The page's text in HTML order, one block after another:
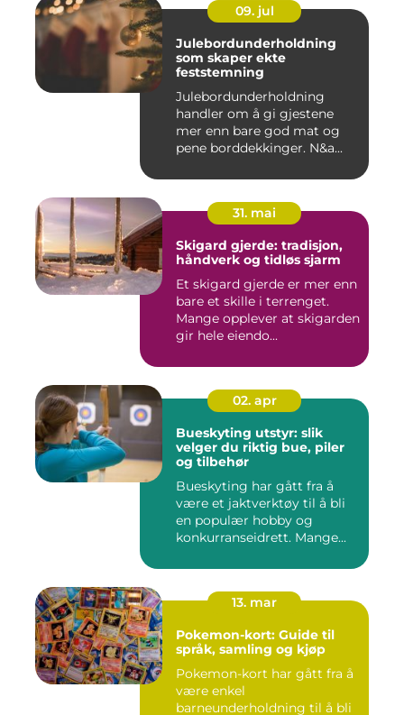
09. jul
Julebordunderholdning
som skaper ekte
feststemning
Julebordunderholdning
handler om å gi gjestene
mer enn bare god mat og
pene borddekkinger. N&a...
31. mai
Skigard gjerde: tradisjon,
håndverk og tidløs sjarm
Et skigard gjerde er mer enn
bare et skille i terrenget.
Mange opplever at skigarden
gir hele eiendo...
02. apr
Bueskyting utstyr: slik
velger du riktig bue, piler
og tilbehør
Bueskyting har gått fra å
være et jaktverktøy til å bli
en populær hobby og
konkurranseidrett. Mange...
13. mar
Pokemon-kort: Guide til
språk, samling og kjøp
Pokemon-kort har gått fra å
være enkel
barneunderholdning til å bli